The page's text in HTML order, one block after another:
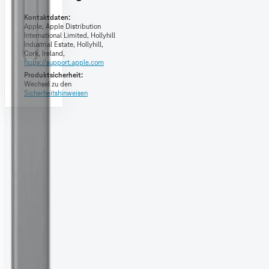
Kontaktdaten:
Apple, Apple Distribution
International Limited, Hollyhill
Industrial Estate, Hollyhill,
Cork, Ireland,
https://support.apple.com
Produktsicherheit:
Wechsel zu den
Sicherheitshinweisen